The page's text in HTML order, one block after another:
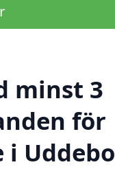
minst 3
för
Uddebo